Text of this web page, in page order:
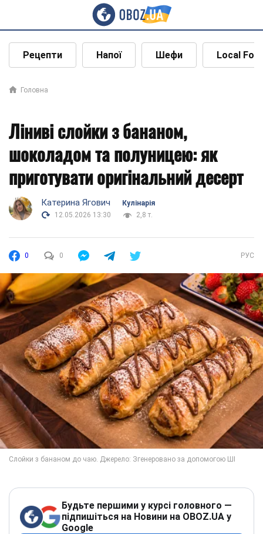
Рецепти Напої Шефи Local
Головна
Ліниві слойки з бананом,
шоколадом та полуницею: як
приготувати оригінальний десерт
Катерина Ягович
Кулінарія
12.05.2026 13:30
2,8 т.
0 0 РУС
Будьте першими у курсі головного —
підпишіться на Новини на OBOZ.UA у
Google